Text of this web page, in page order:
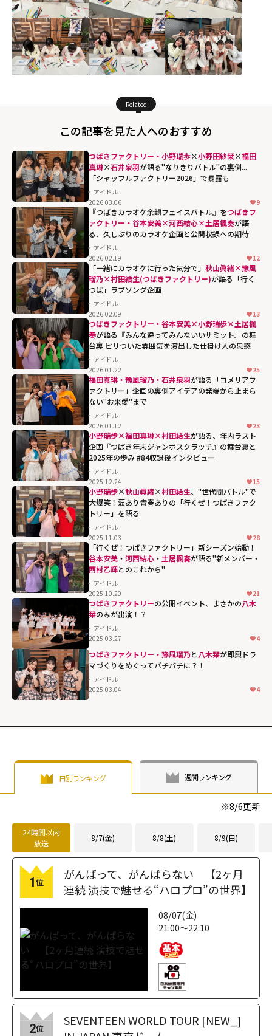
Related
この記事を見た人へのおすすめ
つばきファクトリー・小野瑞歩×小野田紗栞×福田
真琳×石井泉羽が語る"なりきりバトル"の裏側...
「シャッフルファクトリー2026」で暴露も
アイドル
2026.03.06
9
『つばきカラオケ余韻フェイスバトル』をつばきフ
ァクトリー・谷本安美×河西結心×土居楓奏が語
る、久しぶりのカラオケ企画と公開収録への期待
アイドル
2026.02.19
12
「一緒にカラオケに行った気分で」 秋山眞緒×豫風
瑠乃×村田結生(つばきファクトリー)が語る「行く
つば」ラブソング企画
アイドル
2026.02.09
13
つばきファクトリー・谷本安美×小野瑞歩×土居楓
奏が語る『みんな違ってみんないいサミット』の舞
台裏 ピリついた雰囲気を演出した仕掛け人の思惑
アイドル
2026.01.22
25
福田真琳・豫風瑠乃・石井泉羽が語る「コメリアフ
ァクトリー」企画の裏側――アイデアの発端から止まら
ない"お米愛"まで
アイドル
2026.01.12
23
小野瑞歩×福田真琳×村田結生が語る、年内ラスト
企画『つばき年末ジャンボスクラッチ』の舞台裏と
2025年の歩み #84収録後インタビュー
アイドル
2025.12.24
15
小野瑞歩×秋山眞緒×村田結生、"世代間バトル"で
大爆笑！涙あり青春ありの「行くぜ！つばきファク
トリー」を語る
アイドル
2025.11.03
28
西村乙輝とのこ
れから""
width="304"
height="203"
loading="lazy"
fetchpriority="h
igh">
「行くぜ！つばきファクトリー」新シーズン始動！
谷本安美 ・ 河西結心 ・ 土居楓奏が語る"新メンバー・
西村乙輝とのこれから"
アイドル
2025.10.20
21
つばきファクトリーの公開イベント、まさかの八木
栞のみが出演！？
アイドル
2025.03.27
4
つばきファクトリー・豫風瑠乃と八木栞が即興ドラ
マづくりをめぐってバチバチに？！
アイドル
2025.03.04
4
日別ランキング 週間ランキング
※8/6更新
24時間以内
放送
8/7(金) 8/8(土) 8/9(日)
1位
がんばって、がんばらない 【2ヶ月
連続 演技で魅せる“ハロプロ”の世界】
08/07(金)
21:00～22:10
2位
SEVENTEEN WORLD TOUR [NEW_]